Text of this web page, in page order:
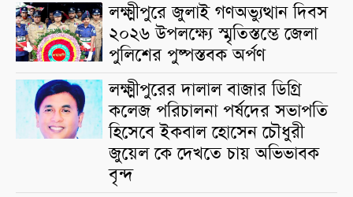
লক্ষ্মীপুরে জুলাই গণঅভ্যুত্থান দিবস
২০২৬ উপলক্ষ্যে স্মৃতিস্তম্ভে জেলা
পুলিশের পুষ্পস্তবক অর্পণ
লক্ষ্মীপুরের দালাল বাজার ডিগ্রি
কলেজ পরিচালনা পর্ষদের সভাপতি
হিসেবে ইকবাল হোসেন চৌধুরী
জুয়েল কে দেখতে চায় অভিভাবক
বৃন্দ